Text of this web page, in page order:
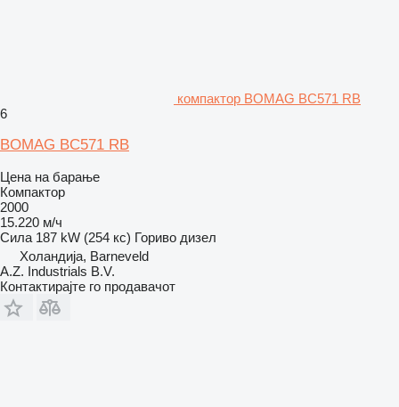
компактор BOMAG BC571 RB
6
BOMAG BC571 RB
Цена на барање
Компактор
2000
15.220 м/ч
Сила 187 kW (254 кс) Гориво дизел
Холандија, Barneveld
A.Z. Industrials B.V.
Контактирајте го продавачот